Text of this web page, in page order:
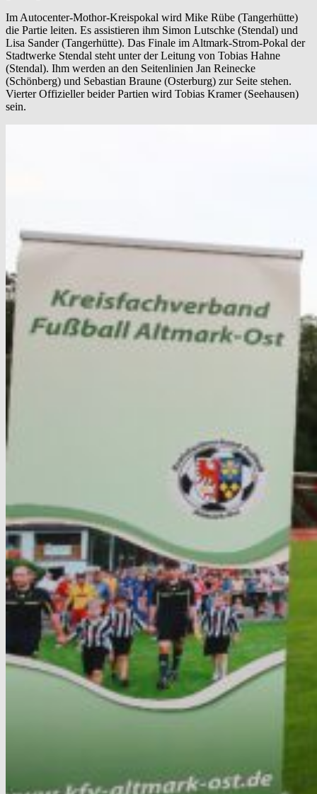
Im Autocenter-Mothor-Kreispokal wird Mike Rübe (Tangerhütte)
die Partie leiten. Es assistieren ihm Simon Lutschke (Stendal) und
Lisa Sander (Tangerhütte). Das Finale im Altmark-Strom-Pokal der
Stadtwerke Stendal steht unter der Leitung von Tobias Hahne
(Stendal). Ihm werden an den Seitenlinien Jan Reinecke
(Schönberg) und Sebastian Braune (Osterburg) zur Seite stehen.
Vierter Offizieller beider Partien wird Tobias Kramer (Seehausen)
sein.